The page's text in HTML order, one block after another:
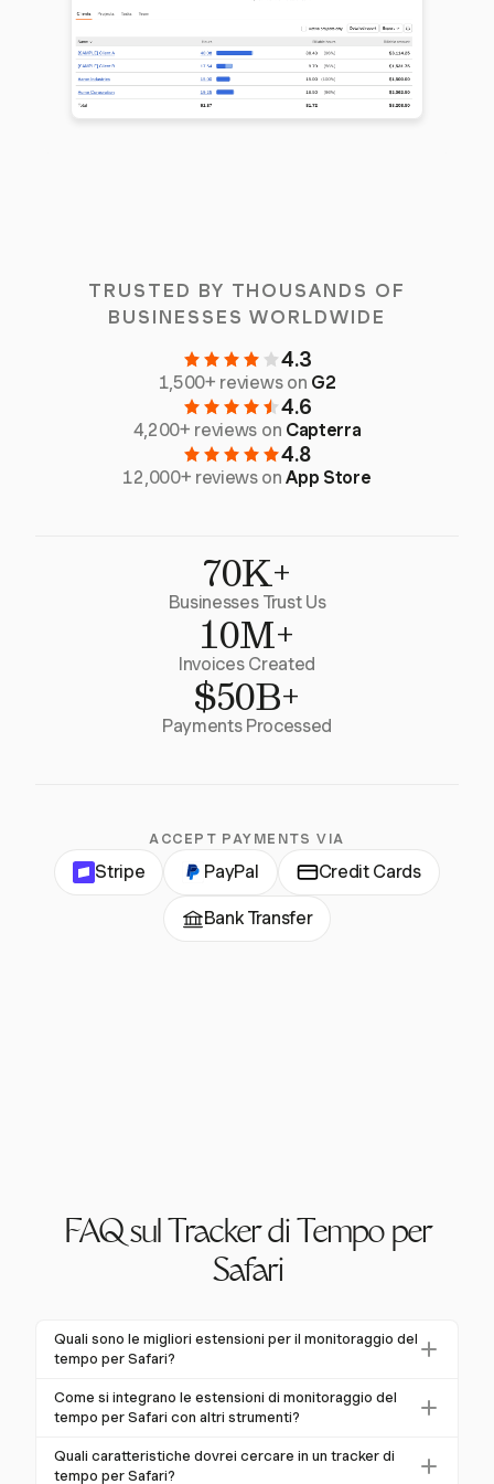
TRUSTED BY THOUSANDS OF
BUSINESSES WORLDWIDE
4.3
1,500+ reviews on G2
4.6
4,200+ reviews on Capterra
4.8
12,000+ reviews onApp Store
70K+
Businesses Trust Us
10M+
Invoices Created
$50B+
Payments Processed
ACCEPT PAYMENTS VIA
Stripe PayPal Credit Cards
Bank Transfer
FAQ sul Tracker di Tempo per
Safari
Quali sono le migliori estensioni per il monitoraggio del
tempo per Safari?
Alcune delle migliori estensioni per il monitoraggio del
tempo per Safari includono quelle che offrono
cattura automatica del tempo. Harvest è una scelta
Come si integrano le estensioni di monitoraggio del
tempo per Safari con altri strumenti?
Le estensioni di monitoraggio del tempo per Safari si
integrano tipicamente con strumenti di gestione
Quali caratteristiche dovrei cercare in un tracker di
tempo per Safari?